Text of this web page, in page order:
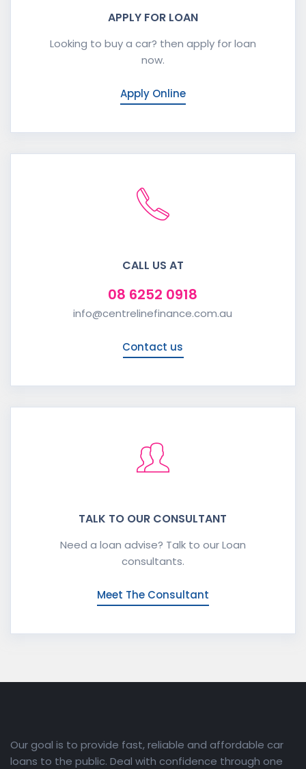
APPLY FOR LOAN
Looking to buy a car? then apply for loan
now.
Apply Online
CALL US AT
08 6252 0918
info@centrelinefinance.com.au
Contact us
TALK TO OUR CONSULTANT
Need a loan advise? Talk to our Loan
consultants.
Meet The Consultant
Our goal is to provide fast, reliable and affordable car
loans to the public. Deal with confidence through one